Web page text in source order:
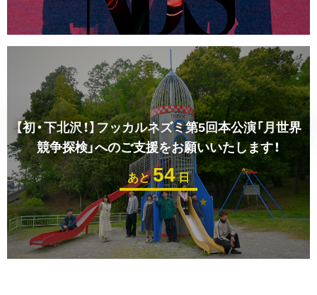
【初・下北沢！】フッカルネズミ第5回本公演「月世界
競争探検」へのご支援をお願いいたします！
あと54日